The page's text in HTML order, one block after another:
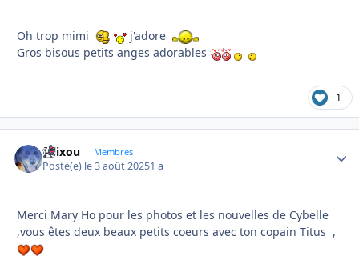
Oh trop mimi
j'adore
Gros bisous petits anges adorables
1
felixou Membres
Posté(e) le 3 août 20251 a
Merci Mary Ho pour les photos et les nouvelles de Cybelle
,vous êtes deux beaux petits coeurs avec ton copain Titus ,